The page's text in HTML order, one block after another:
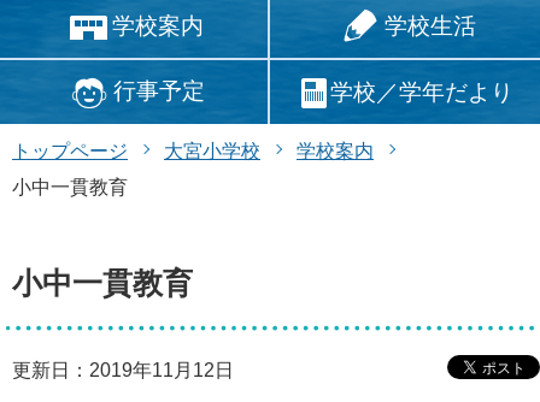
学校案内 学校生活
行事予定 学校／学年だより
トップページ 大宮小学校
学校案内
小中一貫教育
小中一貫教育
更新日：2019年11月12日